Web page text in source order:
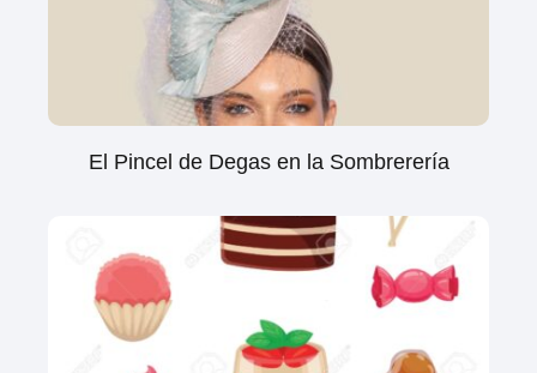
El Pincel de Degas en la Sombrerería